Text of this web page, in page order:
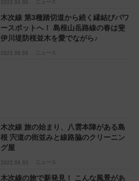
2022.06.06 ニュース
2022.06.05 ニュース
木次線 第3種踏切道から続く縁結びパワ
ースポットへ！ 島根山岳路線の春は斐
伊川堤防桜並木を愛でながら♪
2022.06.03 ニュース
木次線 旅の始まり、八雲本陣がある島
根 宍道の街並みと線路脇のクリーニン
グ屋
木次線の旅で新発見！ こんな風景があ